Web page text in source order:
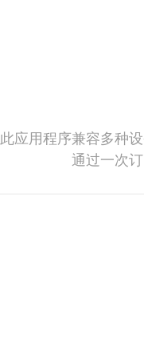
此应用程序兼容多种
通过一次